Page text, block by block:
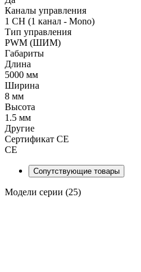
Каналы управления
1 CH (1 канал - Mono)
Тип управления
PWM (ШИМ)
Габариты
Длина
5000 мм
Ширина
8 мм
Высота
1.5 мм
Другие
Сертификат CE
CE
Сопутствующие товары
Модели серии (25)